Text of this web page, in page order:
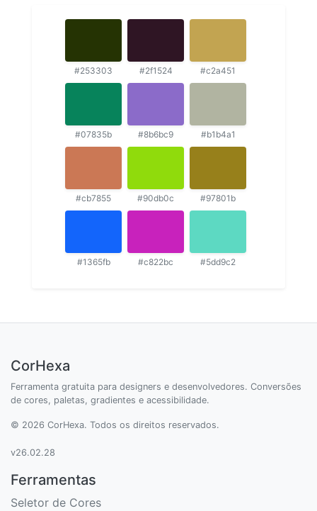
#253303 #2f1524 #c2a451
#07835b #8b6bc9 #b1b4a1
#cb7855 #90db0c #97801b
#1365fb #c822bc #5dd9c2
CorHexa
Ferramenta gratuita para designers e desenvolvedores. Conversões
de cores, paletas, gradientes e acessibilidade.
© 2026 CorHexa. Todos os direitos reservados.
v26.02.28
Ferramentas
Seletor de Cores